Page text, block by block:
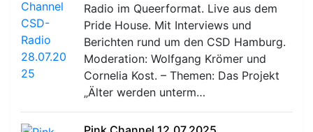
Radio im Queerformat. Live aus dem
Pride House. Mit Interviews und
Berichten rund um den CSD Hamburg.
Moderation: Wolfgang Krömer und
Cornelia Kost. – Themen: Das Projekt
„Älter werden unterm…